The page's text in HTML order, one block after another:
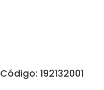
Código: 192132001